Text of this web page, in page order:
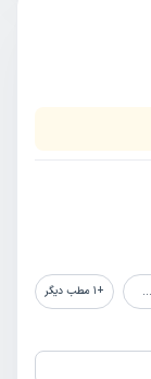
+
1 مطب دیگر